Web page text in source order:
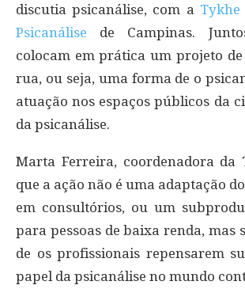
discutia psicanálise, com a Tykhe
Psicanálise de Campinas.
colocam em prática um projeto de
rua, ou seja, uma forma de o
atuação nos espaços públicos da
da psicanálise.
Marta Ferreira, coordenadora da
que a ação não é uma adaptação
em consultórios, ou um
para pessoas de baixa renda, mas
de os profissionais repensarem
papel da psicanálise no mundo